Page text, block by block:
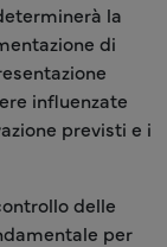
la
di
influenzate
previsti e i
delle
per